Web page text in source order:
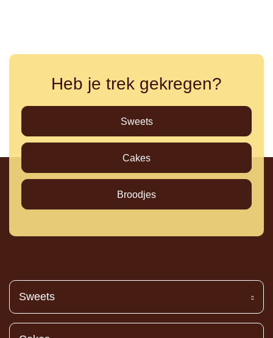
Heb je trek gekregen?
Sweets
Cakes
Broodjes
Sweets